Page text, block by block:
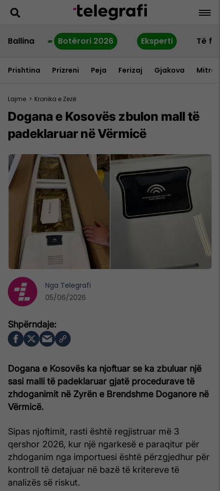
Ballina Botërori 2026 Eksperti Të
Prishtina Prizreni Peja Ferizaj Gjakova
Lajme > Kronika e Zezë
Dogana e Kosovës zbulon mall të
padeklaruar në Vërmicë
Dogana e Kosovës ka njoftuar se ka zbuluar një
sasi malli të padeklaruar gjatë procedurave të
zhdoganimit në Zyrën e Brendshme Doganore në
Vërmicë.
Sipas njoftimit, rasti është regjistruar më 3
qershor 2026, kur një ngarkesë e paraqitur për
zhdoganim nga importuesi është përzgjedhur për
kontroll të detajuar në bazë të kritereve të
analizës së riskut.
Nga Telegrafi
05/06/2026